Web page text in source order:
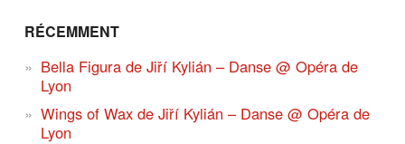
RÉCEMMENT
Bella Figura de Jiří Kylián – Danse @ Opéra de
Lyon
Wings of Wax de Jiří Kylián – Danse @ Opéra de
Lyon